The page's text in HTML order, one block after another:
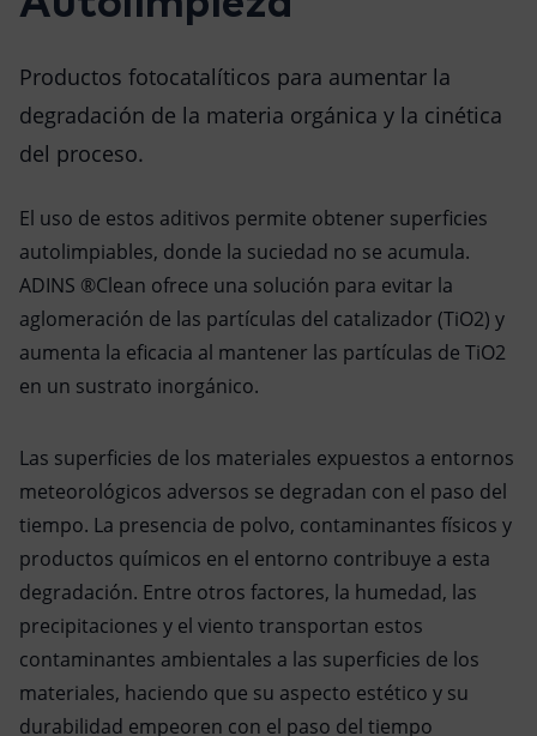
Productos fotocatalíticos para aumentar la
degradación de la materia orgánica y la cinética
del proceso.
El uso de estos aditivos permite obtener superficies
autolimpiables, donde la suciedad no se acumula.
ADINS ®Clean ofrece una solución para evitar la
aglomeración de las partículas del catalizador (TiO2) y
aumenta la eficacia al mantener las partículas de TiO2
en un sustrato inorgánico.
Las superficies de los materiales expuestos a entornos
meteorológicos adversos se degradan con el paso del
tiempo. La presencia de polvo, contaminantes físicos y
productos químicos en el entorno contribuye a esta
degradación. Entre otros factores, la humedad, las
precipitaciones y el viento transportan estos
contaminantes ambientales a las superficies de los
materiales, haciendo que su aspecto estético y su
durabilidad empeoren con el paso del tiempo